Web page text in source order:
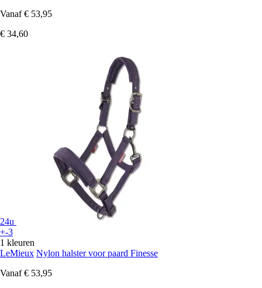
Vanaf € 53,95
€ 34,60
24u
+-3
1 kleuren
LeMieux Nylon halster voor paard Finesse
Vanaf € 53,95